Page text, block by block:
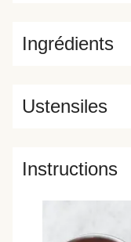
Ingrédients
Ustensiles
Instructions